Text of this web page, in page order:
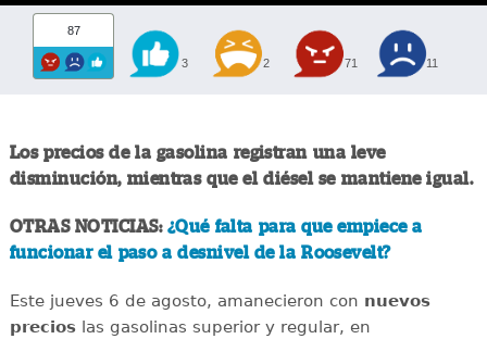
87
3 2 71 11
Los precios de la gasolina registran una leve
disminución, mientras que el diésel se mantiene igual.
OTRAS NOTICIAS: ¿Qué falta para que empiece a
funcionar el paso a desnivel de la Roosevelt?
Este jueves 6 de agosto, amanecieron con nuevos
precioslas gasolinas superior y regular, en